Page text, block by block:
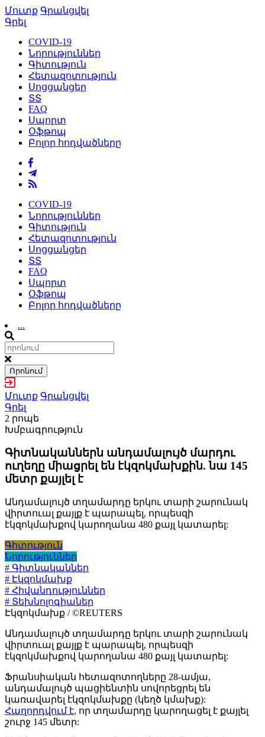
Մուտք Գրանցվել
Գրել
COVID-19
Նորություններ
Գիտություն
Հետազոտություն
Սոցցանցեր
ՏՏ
FAQ
Սպորտ
Օֆթոպ
Բոլոր հոդվածները
COVID-19
Նորություններ
Գիտություն
Հետազոտություն
Սոցցանցեր
ՏՏ
FAQ
Սպորտ
Օֆթոպ
Բոլոր հոդվածները
...
Որոնում
Մուտք Գրանցվել
Գրել
2 րոպե
Խմբագրություն
Գիտնականներն անդամալույծ մարդու
ուղեղը միացրել են էկզոկմախքին. նա 145
մետր քայլել է
Անդամալույծ տղամարդը երկու տարի շարունակ
վիրտուալ քայլք է պարապել, որպեսզի
էկզոկմախքով կարողանա 480 քայլ կատարել:
Գիտություն
Նորություններ
# Գիտնականներ
# Էկզոկմախք
# Հիվանդություններ
# Տեխնոլոգիաներ
Էկզոկմախք / ©REUTERS
Անդամալույծ տղամարդը երկու տարի շարունակ
վիրտուալ քայլք է պարապել, որպեսզի
էկզոկմախքով կարողանա 480 քայլ կատարել:
Ֆրանսիական հետազոտողները 28-ամյա,
անդամալույծ պացիենտին սովորեցրել են
կառավարել էկզոկմախքը (կեղծ կմախք):
Հաղորդվում է, որ տղամարդը կարողացել է քայլել
շուրջ 145 մետր: